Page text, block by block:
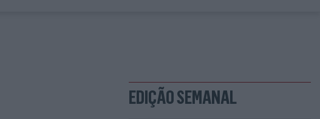
EDIÇÃO SEMANAL